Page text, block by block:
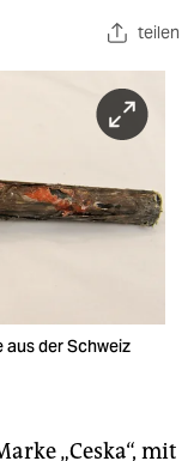
teilen
aus der Schweiz
„Ceska“, mit